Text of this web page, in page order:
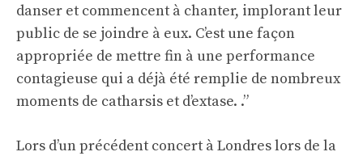
danser et commencent à chanter, implorant leur
public de se joindre à eux. C’est une façon
appropriée de mettre fin à une performance
contagieuse qui a déjà été remplie de nombreux
moments de catharsis et d’extase. .”
Lors d’un précédent concert à Londres lors de la